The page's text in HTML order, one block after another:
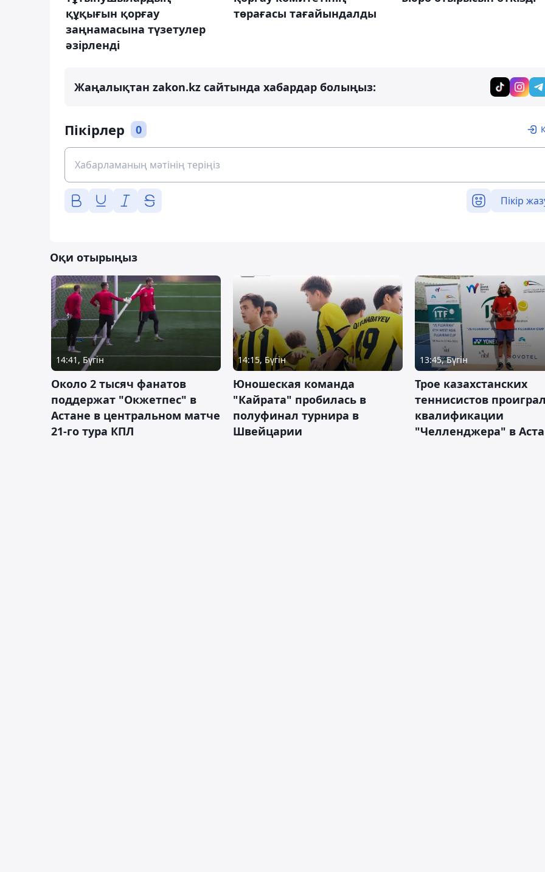
құқығын қорғау
заңнамасына түзетулер
әзірленді
төрағасы тағайындалды
Жаңалықтан zakon.kz сайтында хабардар болыңыз:
Пікірлер 0
Пікір
Оқи отырыңыз
14:41, Бүгін
Около 2 тысяч фанатов
поддержат "Окжетпес" в
Астане в центральном матче
21-го тура КПЛ
14:15, Бүгін
Юношеская команда
"Кайрата" пробилась в
полуфинал турнира в
Швейцарии
13:45, Бүгін
Трое казахстанских
теннисистов
квалификации
"Челленджера" в